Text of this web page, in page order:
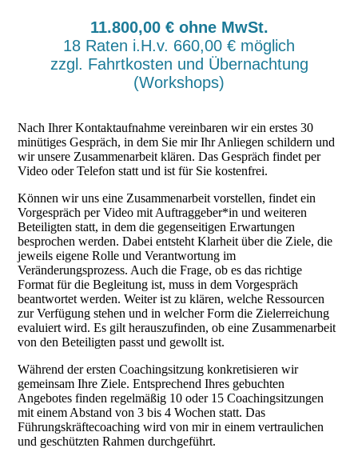
11.800,00 € ohne MwSt.
18 Raten i.H.v. 660,00 € möglich
zzgl. Fahrtkosten und Übernachtung
(Workshops)
Nach Ihrer Kontaktaufnahme vereinbaren wir ein erstes 30
minütiges Gespräch, in dem Sie mir Ihr Anliegen schildern und
wir unsere Zusammenarbeit klären. Das Gespräch findet per
Video oder Telefon statt und ist für Sie kostenfrei.
Können wir uns eine Zusammenarbeit vorstellen, findet ein
Vorgespräch per Video mit Auftraggeber*in und weiteren
Beteiligten statt, in dem die gegenseitigen Erwartungen
besprochen werden. Dabei entsteht Klarheit über die Ziele, die
jeweils eigene Rolle und Verantwortung im
Veränderungsprozess. Auch die Frage, ob es das richtige
Format für die Begleitung ist, muss in dem Vorgespräch
beantwortet werden. Weiter ist zu klären, welche Ressourcen
zur Verfügung stehen und in welcher Form die Zielerreichung
evaluiert wird. Es gilt herauszufinden, ob eine Zusammenarbeit
von den Beteiligten passt und gewollt ist.
Während der ersten Coachingsitzung konkretisieren wir
gemeinsam Ihre Ziele. Entsprechend Ihres gebuchten
Angebotes finden regelmäßig 10 oder 15 Coachingsitzungen
mit einem Abstand von 3 bis 4 Wochen statt. Das
Führungskräftecoaching wird von mir in einem vertraulichen
und geschützten Rahmen durchgeführt.